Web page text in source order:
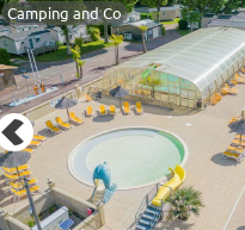
Camping and Co